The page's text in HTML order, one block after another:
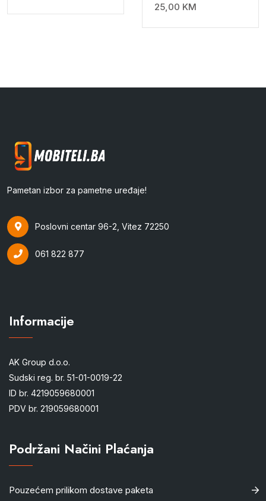
25,00 KM
Pametan izbor za pametne uređaje!
Poslovni centar 96-2, Vitez 72250
061 822 877
Informacije
AK Group d.o.o.
Sudski reg. br. 51-01-0019-22
ID br. 4219059680001
PDV br. 219059680001
Podržani Načini Plaćanja
Pouzećem prilikom dostave paketa